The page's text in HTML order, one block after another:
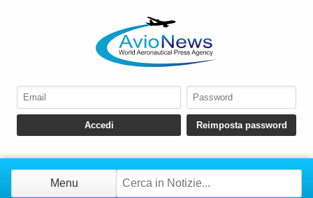
Menu